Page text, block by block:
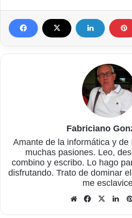
Fabriciano
Amante de la informática y de
muchas pasiones. Leo,
combino y escribo. Lo hago
disfrutando. Trato de dominar
me
Sitio
Facebook
X